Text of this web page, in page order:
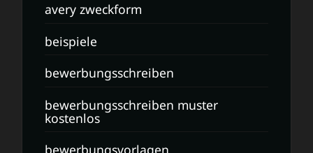
avery zweckform
beispiele
bewerbungsschreiben
bewerbungsschreiben muster
kostenlos